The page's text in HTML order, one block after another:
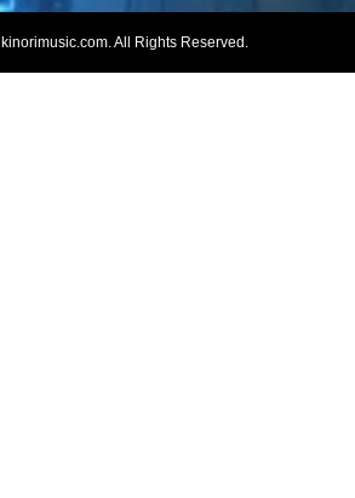
kinorimusic.com. All Rights Reserved.